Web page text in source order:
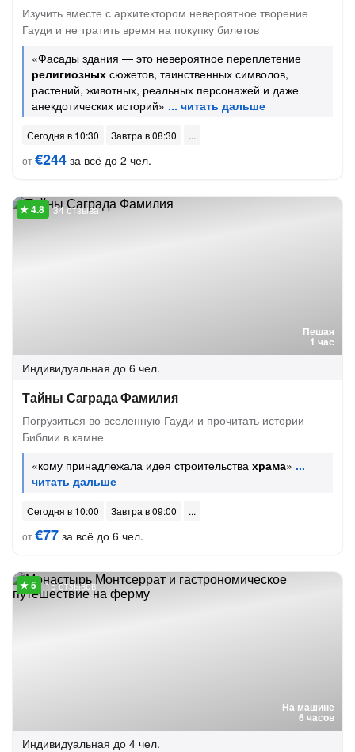
Изучить вместе с архитектором невероятное творение
Гауди и не тратить время на покупку билетов
«Фасады здания — это невероятное переплетение
религиозных сюжетов, таинственных символов,
растений, животных, реальных персонажей и даже
анекдотических историй»
Сегодня в 10:30
Завтра в 08:30
от€244 за всё до 2 чел.
Пешая
1 час
34 отзыва
Индивидуальная до 6 чел.
Тайны Саграда Фамилия
Погрузиться во вселенную Гауди и прочитать истории
Библии в камне
«кому принадлежала идея строительства храма»
Сегодня в 10:00
Завтра в 09:00
от€77 за всё до 6 чел.
На машине
6 часов
15 отзывов
Индивидуальная до 4 чел.